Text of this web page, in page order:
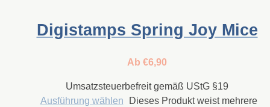
Digistamps Spring Joy Mice
Ab €6,90
Umsatzsteuerbefreit gemäß UStG §19
Ausführung wählen
Dieses Produkt weist mehrere